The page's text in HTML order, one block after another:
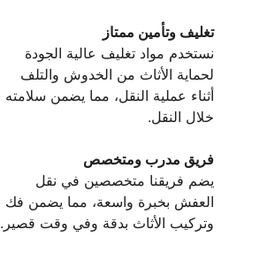
تغليف وتأمين ممتاز
نستخدم مواد تغليف عالية الجودة
لحماية الأثاث من الخدوش والتلف
أثناء عملية النقل، مما يضمن سلامته
خلال النقل.
فريق مدرب ومتخصص
يضم فريقنا متخصصين في نقل
العفش بخبرة واسعة، مما يضمن فك
وتركيب الأثاث بدقة وفي وقت قصير.